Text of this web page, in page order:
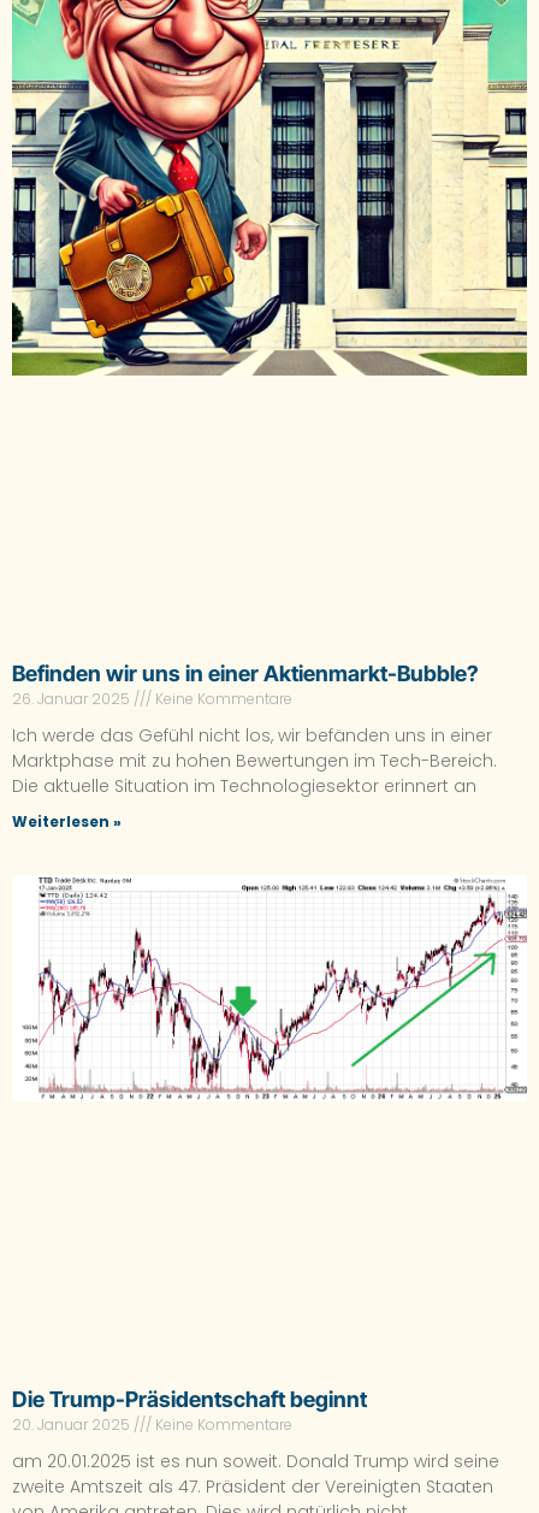
Befinden wir uns in einer Aktienmarkt-Bubble?
26. Januar 2025 Keine Kommentare
Ich werde das Gefühl nicht los, wir befänden uns in einer
Marktphase mit zu hohen Bewertungen im Tech-Bereich.
Die aktuelle Situation im Technologiesektor erinnert an
Weiterlesen »
Die Trump-Präsidentschaft beginnt
20. Januar 2025 Keine Kommentare
am 20.01.2025 ist es nun soweit. Donald Trump wird seine
zweite Amtszeit als 47. Präsident der Vereinigten Staaten